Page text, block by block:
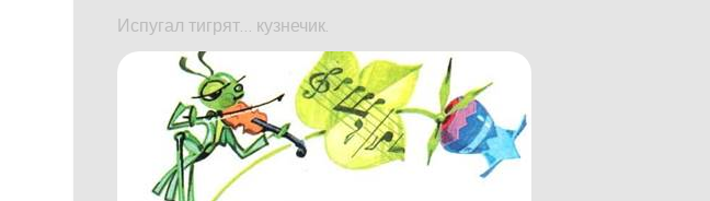
Испугал тигрят… кузнечик.